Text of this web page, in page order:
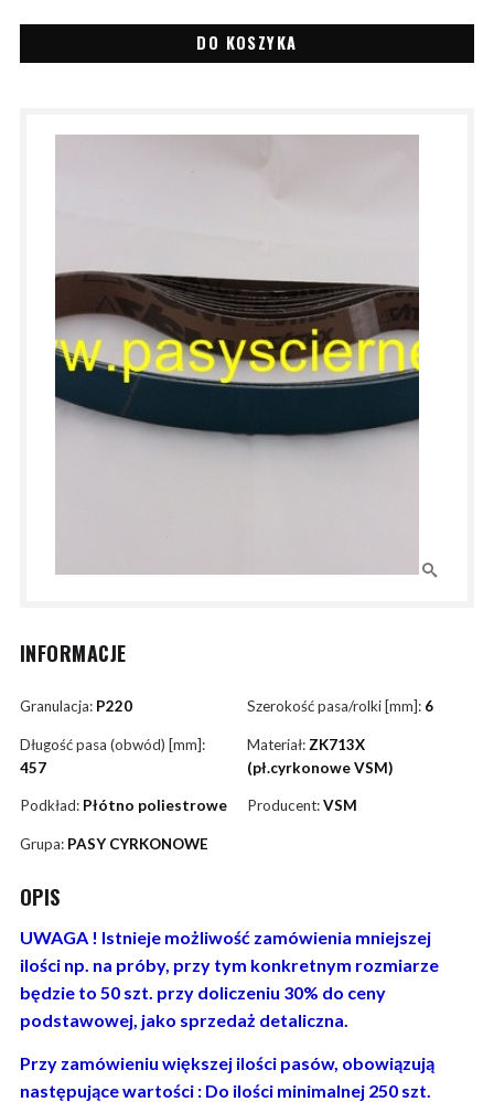
DO KOSZYKA
INFORMACJE
Granulacja: P220 Szerokość pasa/rolki [mm]: 6
Długość pasa (obwód) [mm]:
457
Materiał: ZK713X
(pł.cyrkonowe VSM)
Podkład: Płótno poliestrowe Producent:VSM
Grupa: PASY CYRKONOWE
OPIS
UWAGA ! Istnieje możliwość zamówienia mniejszej
ilości np. na próby, przy tym konkretnym rozmiarze
będzie to 50 szt. przy doliczeniu 30% do ceny
podstawowej, jako sprzedaż detaliczna.
Przy zamówieniu większej ilości pasów, obowiązują
następujące wartości : Do ilości minimalnej 250 szt.